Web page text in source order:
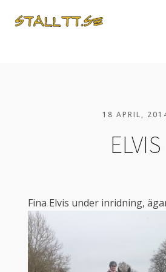
18 APRIL,
ELVIS
Fina Elvis under inridning,